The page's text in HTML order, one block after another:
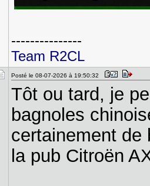
---------------
Team R2CL
Posté le 08-07-2026 à 19:50:32
Tôt ou tard, je
bagnoles
certainement de
la pub Citroën